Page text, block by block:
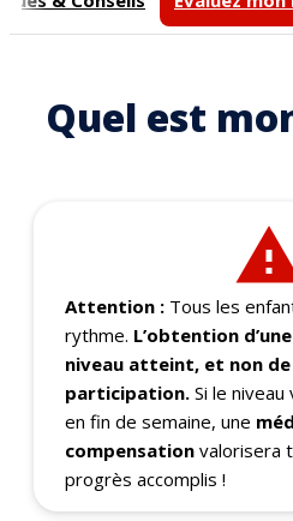
Quel est
Attention : Tous les
rythme. L’obtention
niveau atteint, et non de
participation. Si le niveau
en fin de semaine, une
compensation valorisera
progrès accomplis !